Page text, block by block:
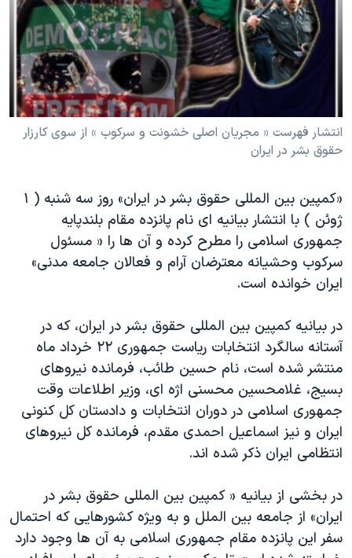
فرهنگ و زندگی
حقوق شهروندی
اقتصادی
اسرائیل در جنگ
گالری عکس
مستندها
انتخابات ریاست جمهوری آمریکا ۲۰۲۴
حمله جمهوری اسلامی به اسرائیل
ورزش زنان در ایران
اعتراضات زن، زندگی، آزادی
تریبونال مردمی آبان ۹۸
دادگاه حمید نوری
چهل سال گروگان‌گیری
اعتراضات مردمی آبان ۹۸
اسرائیل در جنگ
نرگس محمدی برنده جایزه نوبل صلح
همایش محافظه‌کاران آمریکا «سی‌پک»
صفحه‌های ویژه
دنبال کنید
زبانهای مختلف
انتشار فهرست « مجریان اصلی خشونت و سرکوب » از سوی کارزار
حقوق بشر در ایران
«کمپین بین المللی حقوق بشر در ایران» روز سه شنبه ( ١
ژوئن ) با انتشار بیانیه ای نام پانزده مقام بلندپایه
جمهوری اسلامی را مطرح کرده و آن ها را « مسئول
سرکوب وحشیانه معترضان آرام و فعالان جامعه مدنی»
ایران خوانده است.
در بیانیه کمپین بین المللی حقوق بشر در ایران، که در
آستانه سالگرد انتخابات ریاست جمهوری ٢٢ خرداد ماه
منتشر شده است، نام حسین طائب، فرمانده نیروهای
بسیج، غلامحسین محسنی اژه ای، وزیر اطلاعات وقت
جمهوری اسلامی در دوران انتخابات و دادستان کل کنونی
ایران و نیز اسماعیل احمدی مقدم، فرمانده کل نیروهای
انتظامی ایران ذکر شده اند.
در بخشی از بیانیه « کمپین بین المللی حقوق بشر در
ایران» از جامعه بین الملل و به ویژه کشورهایی که احتمال
سفر این پانزده مقام جمهوری اسلامی به آن ها وجود دارد